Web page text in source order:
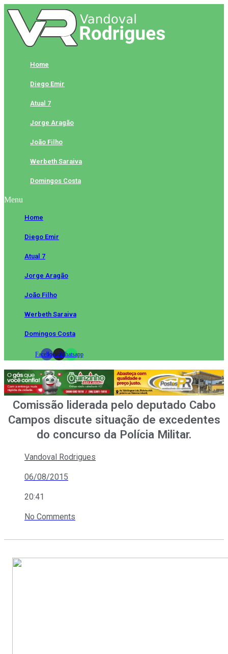
Skip
to
content
Home
Diego Emir
Atual 7
Jorge Aragão
João Filho
Werbeth Saraiva
Domingos Costa
Menu
Home
Diego Emir
Atual 7
Jorge Aragão
João Filho
Werbeth Saraiva
Domingos Costa
FacebookInstagramWhatsapp
Comissão liderada pelo deputado Cabo
Campos discute situação de excedentes
do concurso da Polícia Militar.
Vandoval Rodrigues
06/08/2015
20:41
No Comments